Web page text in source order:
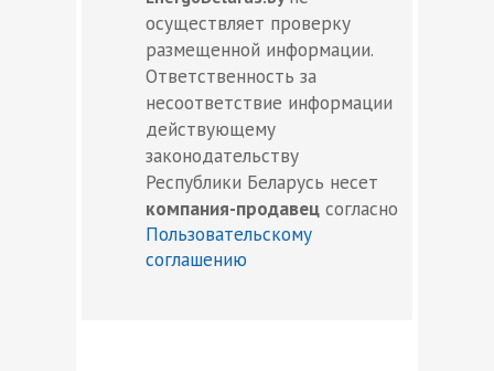
осуществляет проверку
размещенной информации.
Ответственность за
несоответствие информации
действующему
законодательству
Республики Беларусь несет
компания-продавец согласно
Пользовательскому
соглашению